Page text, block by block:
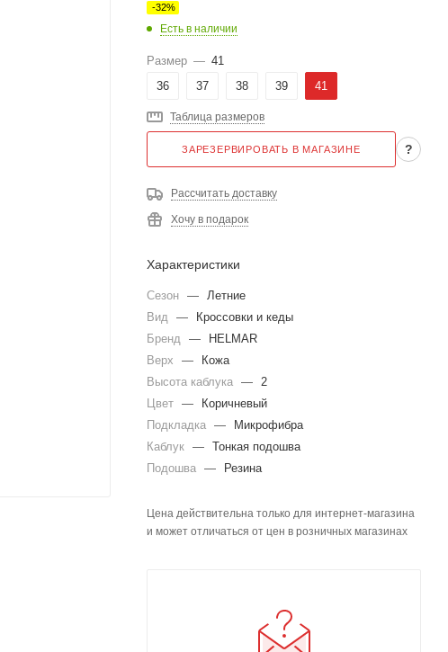
-32%
Есть в наличии
Размер — 41
36
37 38 39 41
Таблица размеров
ЗАРЕЗЕРВИРОВАТЬ В МАГАЗИНЕ ?
Рассчитать доставку
Хочу в подарок
Характеристики
Сезон — Летние
Вид —
Кроссовки и кеды
Бренд —
HELMAR
Верх
—
Кожа
Высота каблука — 2
Цвет —
Коричневый
Подкладка —
Микрофибра
Каблук — Тонкая подошва
Подошва — Резина
Цена действительна только для интернет-магазина
и может отличаться от цен в розничных магазинах